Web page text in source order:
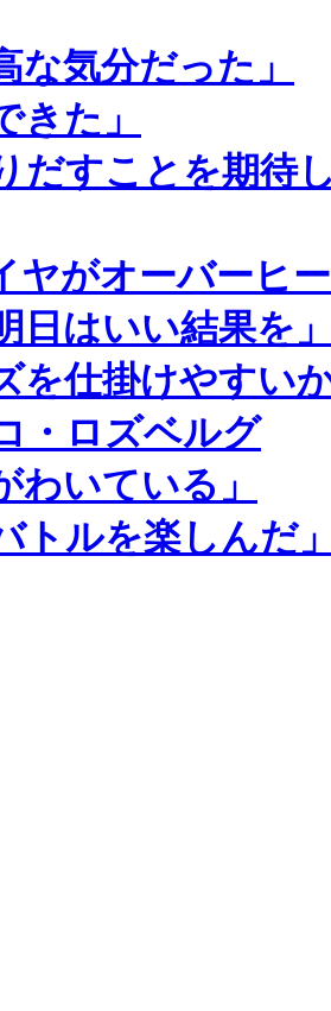
気分だった」
た」
すことを期待し
がオーバーヒー
はいい結果を」
仕掛けやすい
・ロズベルグ
いている」
ルを楽しんだ」